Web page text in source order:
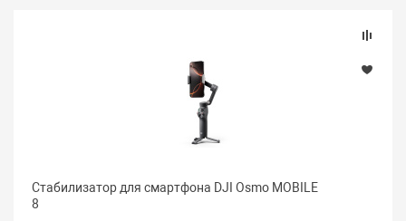
Стабилизатор для смартфона DJI Osmo MOBILE
8